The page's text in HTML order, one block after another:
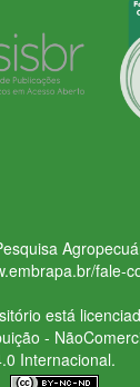
fale-
está
-
Internacional.